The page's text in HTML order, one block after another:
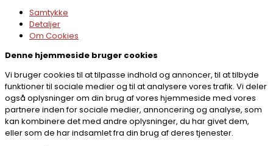
Samtykke
Detaljer
Om Cookies
Denne hjemmeside bruger cookies
Vi bruger cookies til at tilpasse indhold og annoncer, til at tilbyde
funktioner til sociale medier og til at analysere vores trafik. Vi deler
også oplysninger om din brug af vores hjemmeside med vores
partnere inden for sociale medier, annoncering og analyse, som
kan kombinere det med andre oplysninger, du har givet dem,
eller som de har indsamlet fra din brug af deres tjenester.